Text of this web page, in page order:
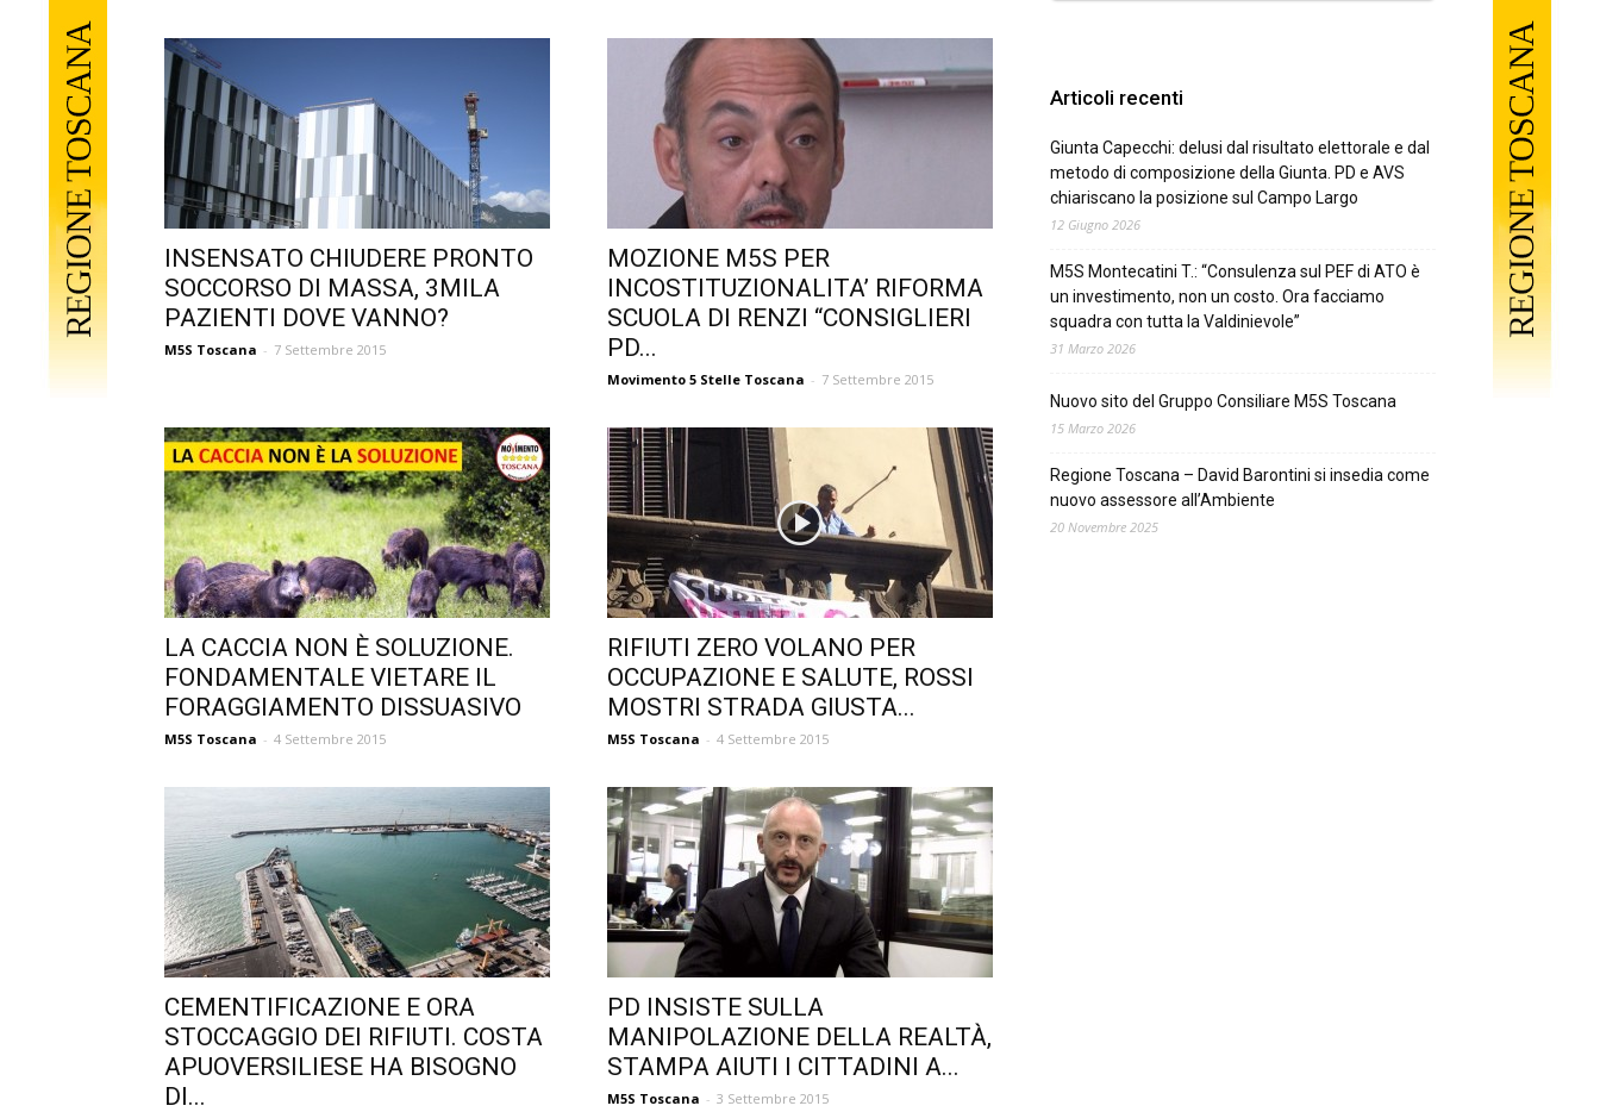
INSENSATO CHIUDERE PRONTO
SOCCORSO DI MASSA, 3MILA
PAZIENTI DOVE VANNO?
M5S Toscana - 7 Settembre 2015
MOZIONE M5S PER
INCOSTITUZIONALITA’ RIFORMA
SCUOLA DI RENZI “CONSIGLIERI
PD...
Movimento 5 Stelle Toscana - 7 Settembre 2015
LA CACCIA NON È SOLUZIONE.
FONDAMENTALE VIETARE IL
FORAGGIAMENTO DISSUASIVO
M5S Toscana - 4 Settembre 2015
RIFIUTI ZERO VOLANO PER
OCCUPAZIONE E SALUTE, ROSSI
MOSTRI STRADA GIUSTA...
M5S Toscana - 4 Settembre 2015
CEMENTIFICAZIONE E ORA
STOCCAGGIO DEI RIFIUTI. COSTA
APUOVERSILIESE HA BISOGNO
DI...
PD INSISTE SULLA
MANIPOLAZIONE DELLA REALTÀ,
STAMPA AIUTI I CITTADINI A...
M5S Toscana - 3 Settembre 2015
Articoli recenti
Giunta Capecchi: delusi dal risultato elettorale e dal
metodo di composizione della Giunta. PD e AVS
chiariscano la posizione sul Campo Largo
12 Giugno 2026
M5S Montecatini T.: “Consulenza sul PEF di ATO è
un investimento, non un costo. Ora facciamo
squadra con tutta la Valdinievole”
31 Marzo 2026
Nuovo sito del Gruppo Consiliare M5S Toscana
15 Marzo 2026
Regione Toscana – David Barontini si insedia come
nuovo assessore all’Ambiente
20 Novembre 2025